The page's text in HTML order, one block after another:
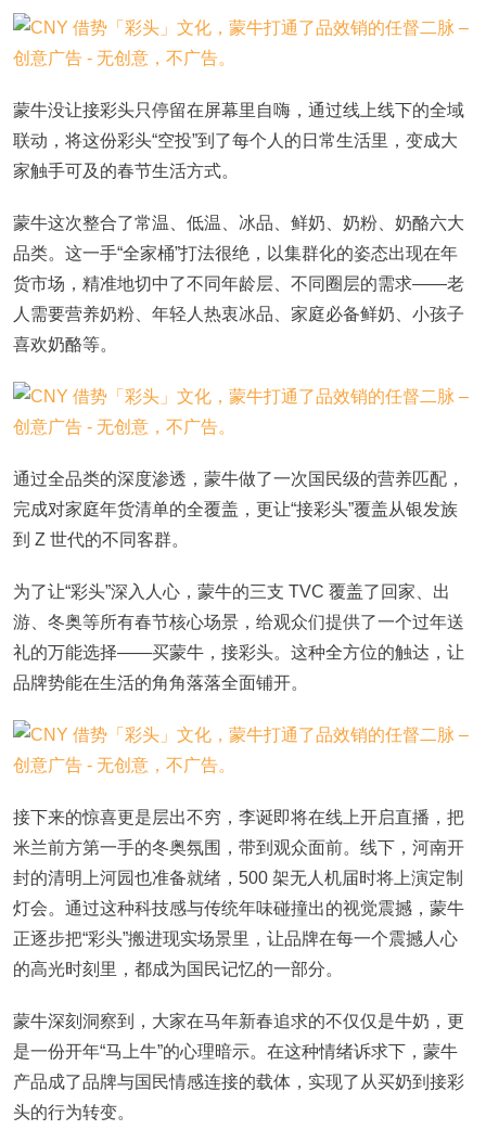
蒙牛没让接彩头只停留在屏幕里自嗨，通过线上线下的全域
联动，将这份彩头“空投”到了每个人的日常生活里，变成大
家触手可及的春节生活方式。
蒙牛这次整合了常温、低温、冰品、鲜奶、奶粉、奶酪六大
品类。这一手“全家桶”打法很绝，以集群化的姿态出现在年
货市场，精准地切中了不同年龄层、不同圈层的需求——老
人需要营养奶粉、年轻人热衷冰品、家庭必备鲜奶、小孩子
喜欢奶酪等。
通过全品类的深度渗透，蒙牛做了一次国民级的营养匹配，
完成对家庭年货清单的全覆盖，更让“接彩头”覆盖从银发族
到 Z 世代的不同客群。
为了让“彩头”深入人心，蒙牛的三支 TVC 覆盖了回家、出
游、冬奥等所有春节核心场景，给观众们提供了一个过年送
礼的万能选择——买蒙牛，接彩头。这种全方位的触达，让
品牌势能在生活的角角落落全面铺开。
接下来的惊喜更是层出不穷，李诞即将在线上开启直播，把
米兰前方第一手的冬奥氛围，带到观众面前。线下，河南开
封的清明上河园也准备就绪，500 架无人机届时将上演定制
灯会。通过这种科技感与传统年味碰撞出的视觉震撼，蒙牛
正逐步把“彩头”搬进现实场景里，让品牌在每一个震撼人心
的高光时刻里，都成为国民记忆的一部分。
蒙牛深刻洞察到，大家在马年新春追求的不仅仅是牛奶，更
是一份开年“马上牛”的心理暗示。在这种情绪诉求下，蒙牛
产品成了品牌与国民情感连接的载体，实现了从买奶到接彩
头的行为转变。